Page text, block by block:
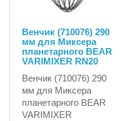
Венчик (710076) 290
мм для Миксера
планетарного BEAR
VARIMIXER RN20
Венчик (710076) 290
мм для Миксера
планетарного BEAR
VARIMIXER